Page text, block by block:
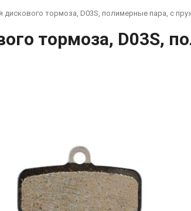
тормоза, D03S, полимерные пара, с
тормоза, D03S,